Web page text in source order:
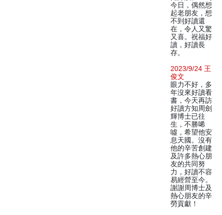
今日，偶然想
起老朋友，想
不到好讀還
在，令人又驚
又喜。祝福好
讀，好讀長
存。
2023/9/24 王
俊文
眼力不好，多
年沒來好讀看
書，今天再訪
好讀方知周劍
輝博士已往
生，不勝唏
噓，希望他安
息天國。沒有
他的辛苦創建
及許多熱心朋
友的共同努
力，好讀不容
易經營至今。
謝謝周博士及
熱心朋友的辛
勞貢獻！